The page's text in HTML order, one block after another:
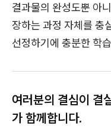
결과물의 완성도뿐 아
장하는 과정 자체를 충
선정하기에 충분한 학
여러분의 결심이 결
가 함께합니다.